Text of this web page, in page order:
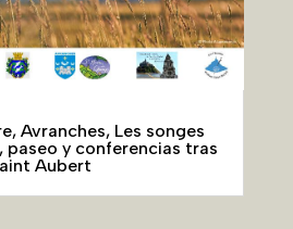
Avranches, Les songes
paseo y conferencias tras
Aubert